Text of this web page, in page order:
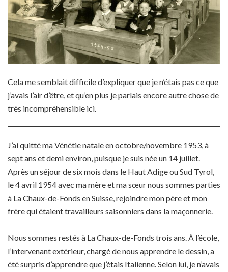
Cela me semblait difficile d’expliquer que je n’étais pas ce que
j’avais l’air d’être, et qu’en plus je parlais encore autre chose de
très incompréhensible ici.
J’ai quitté ma Vénétie natale en octobre/novembre 1953, à
sept ans et demi environ, puisque je suis née un 14 juillet.
Après un séjour de six mois dans le Haut Adige ou Sud Tyrol,
le 4 avril 1954 avec ma mère et ma sœur nous sommes parties
à La Chaux-de-Fonds en Suisse, rejoindre mon père et mon
frère qui étaient travailleurs saisonniers dans la maçonnerie.
Nous sommes restés à La Chaux-de-Fonds trois ans. À l’école,
l’intervenant extérieur, chargé de nous apprendre le dessin, a
été surpris d’apprendre que j’étais Italienne. Selon lui, je n’avais